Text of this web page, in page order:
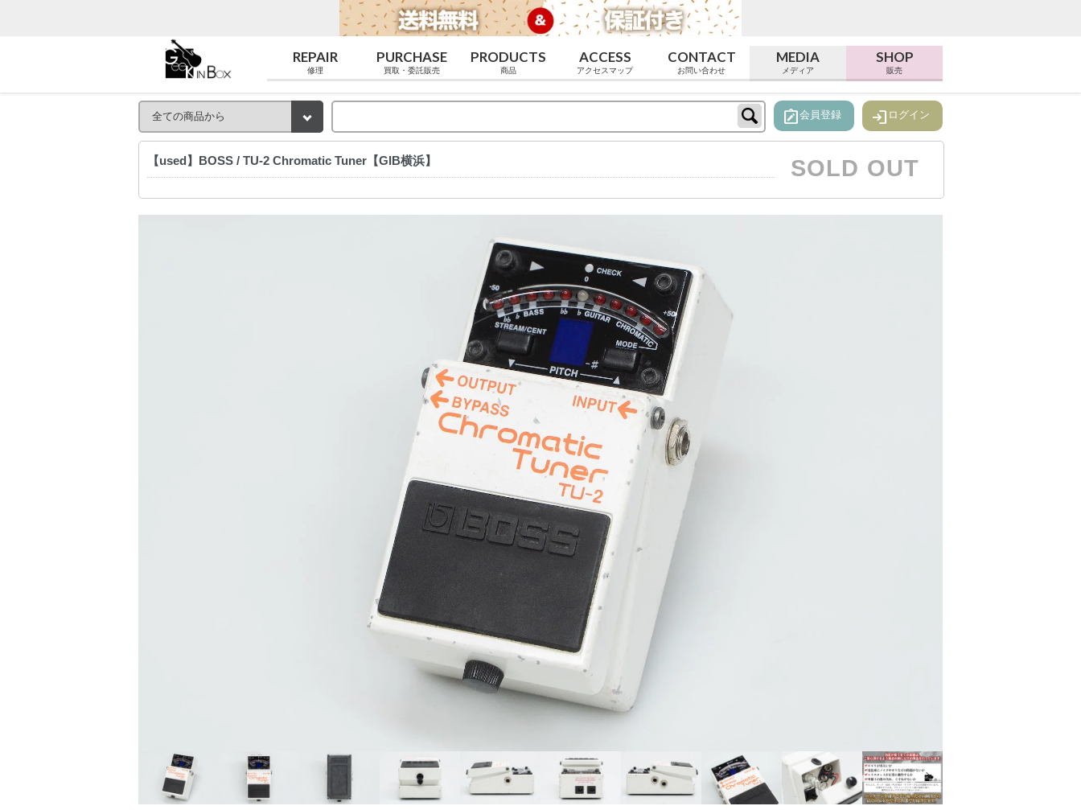
REPAIR
修理
PURCHASE
買取・委託販売
PRODUCTS
商品
ACCESS
アクセスマップ
CONTACT
お問い合わせ
MEDIA
メディア
SHOP
販売
note_alt会員登録 login ログイン
【used】BOSS / TU-2 Chromatic Tuner【GIB横浜】 SOLD OUT